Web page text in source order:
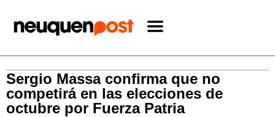
Sergio Massa confirma que no
competirá en las elecciones de
octubre por Fuerza Patria